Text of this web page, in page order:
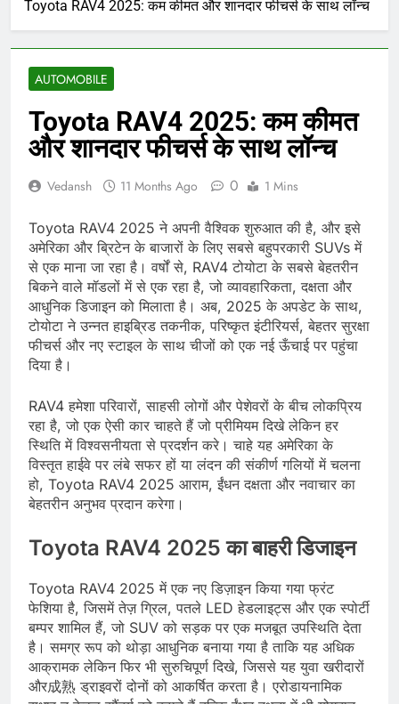
CTET बाल विकास एवं
शिक्षाशास्त्र — 100 श्रेष्ठ
प्रश्नोत्तर (21-50)
10 Months Ago
10 Months Ago
एनएसआई कानपुर भर्ती 2025
फोरमैन (इलेक्ट्रिकल) की
जानकारी
क्वालकॉम और BMW की
ऑटोमेटेड ड्राइविंग सिस्टम
10 Months Ago
Toyota RAV4 2025: कम कीमत और शानदार फीचर्स के साथ लॉन्च
AUTOMOBILE
Toyota RAV4 2025: कम कीमत
और शानदार फीचर्स के साथ लॉन्च
Vedansh 11 Months Ago 0 1 Mins
Toyota RAV4 2025 ने अपनी वैश्विक शुरुआत की है, और इसे
अमेरिका और ब्रिटेन के बाजारों के लिए सबसे बहुपरकारी SUVs में
से एक माना जा रहा है। वर्षों से, RAV4 टोयोटा के सबसे बेहतरीन
बिकने वाले मॉडलों में से एक रहा है, जो व्यावहारिकता, दक्षता और
आधुनिक डिजाइन को मिलाता है। अब, 2025 के अपडेट के साथ,
टोयोटा ने उन्नत हाइब्रिड तकनीक, परिष्कृत इंटीरियर्स, बेहतर सुरक्षा
फीचर्स और नए स्टाइल के साथ चीजों को एक नई ऊँचाई पर पहुंचा
दिया है।
RAV4 हमेशा परिवारों, साहसी लोगों और पेशेवरों के बीच लोकप्रिय
रहा है, जो एक ऐसी कार चाहते हैं जो प्रीमियम दिखे लेकिन हर
स्थिति में विश्वसनीयता से प्रदर्शन करे। चाहे यह अमेरिका के
विस्तृत हाईवे पर लंबे सफर हों या लंदन की संकीर्ण गलियों में चलना
हो, Toyota RAV4 2025 आराम, ईंधन दक्षता और नवाचार का
बेहतरीन अनुभव प्रदान करेगा।
Toyota RAV4 2025 का बाहरी डिजाइन
Toyota RAV4 2025 में एक नए डिज़ाइन किया गया फ्रंट
फेशिया है, जिसमें तेज़ ग्रिल, पतले LED हेडलाइट्स और एक स्पोर्टी
बम्पर शामिल हैं, जो SUV को सड़क पर एक मजबूत उपस्थिति देता
है। समग्र रूप को थोड़ा आधुनिक बनाया गया है ताकि यह अधिक
आक्रामक लेकिन फिर भी सुरुचिपूर्ण दिखे, जिससे यह युवा खरीदारों
और成熟 ड्राइवरों दोनों को आकर्षित करता है। एरोडायनामिक